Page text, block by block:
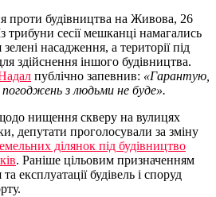
проти будівництва на Живова, 26
сесії мешканці намагались
насадження, а території під
здійснення іншого будівництва.
публічно запевнив: «Гарантую,
з людьми не буде».
нищення скверу на вулицях
депутати проголосували за зміну
ділянок під будівництво
. Раніше цільовим призначенням
експлуатації будівель і споруд